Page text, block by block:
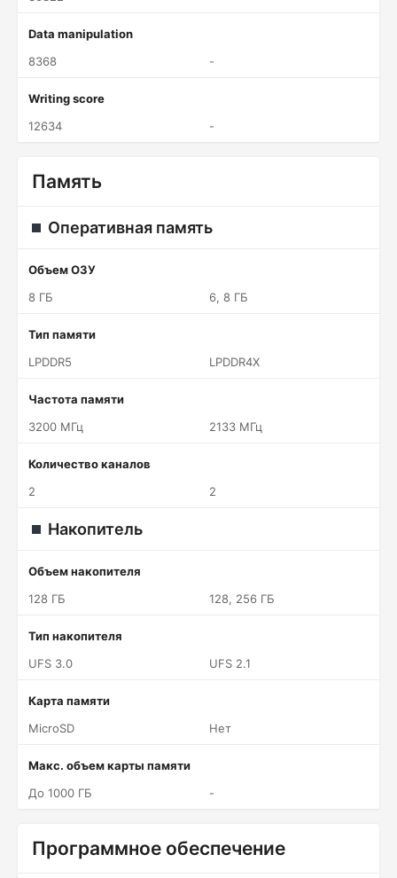
Data manipulation
8368
-
Writing score
12634
-
Память
Оперативная память
Объем ОЗУ
8 ГБ
6, 8 ГБ
Тип памяти
LPDDR5
LPDDR4X
Частота памяти
3200 МГц
2133 МГц
Количество каналов
2
2
Накопитель
Объем накопителя
128 ГБ
128, 256 ГБ
Тип накопителя
UFS 3.0
UFS 2.1
Карта памяти
MicroSD
Нет
Макс. объем карты памяти
До 1000 ГБ
-
Программное обеспечение